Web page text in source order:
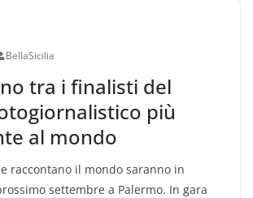
BellaSicilia
tra i finalisti del
più
al mondo
raccontano il mondo saranno in
settembre a Palermo. In gara